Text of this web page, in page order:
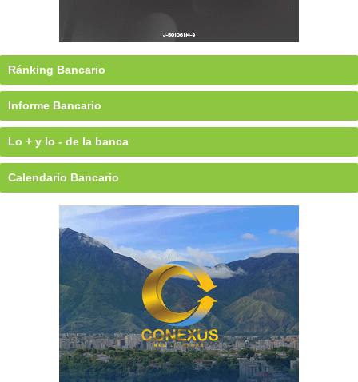
Ránking Bancario
Informe Bancario
Lo + y lo - de la banca
Calendario Bancario